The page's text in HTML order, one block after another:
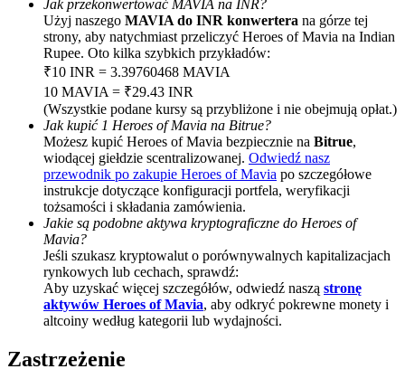
BTC Welcome Rewards
Deposit & Trade BTC to Share 25000 USDT prize pool!
Deposit CASHCAT & Win
Share 500000 CASHCAT prize pool
Exclusive for BitMart Users
Register & Trade to Win 500,000 USDT
Precious Metals Trading Carnival
Jak przekonwertować MAVIA na INR?
Użyj naszego MAVIA do INR konwertera na górze tej
strony, aby natychmiast przeliczyć Heroes of Mavia na Indian
Rupee. Oto kilka szybkich przykładów:
₹10 INR = 3.39760468 MAVIA
10 MAVIA = ₹29.43 INR
(Wszystkie podane kursy są przybliżone i nie obejmują opłat.)
Jak kupić 1 Heroes of Mavia na Bitrue?
Możesz kupić Heroes of Mavia bezpiecznie na Bitrue,
wiodącej giełdzie scentralizowanej. Odwiedź nasz
przewodnik po zakupie Heroes of Mavia po szczegółowe
instrukcje dotyczące konfiguracji portfela, weryfikacji
tożsamości i składania zamówienia.
Jakie są podobne aktywa kryptograficzne do Heroes of
Mavia?
Jeśli szukasz kryptowalut o porównywalnych kapitalizacjach
rynkowych lub cechach, sprawdź:
Aby uzyskać więcej szczegółów, odwiedź naszą stronę
aktywów Heroes of Mavia, aby odkryć pokrewne monety i
altcoiny według kategorii lub wydajności.
Zastrzeżenie